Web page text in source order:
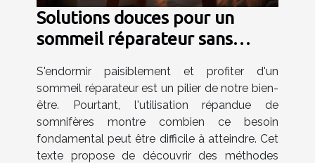
Solutions douces pour un
sommeil réparateur sans
S'endormir paisiblement et profiter d'un
sommeil réparateur est un pilier de notre bien-
être. Pourtant, l'utilisation répandue de
somnifères montre combien ce besoin
fondamental peut être difficile à atteindre. Cet
texte propose de découvrir des méthodes